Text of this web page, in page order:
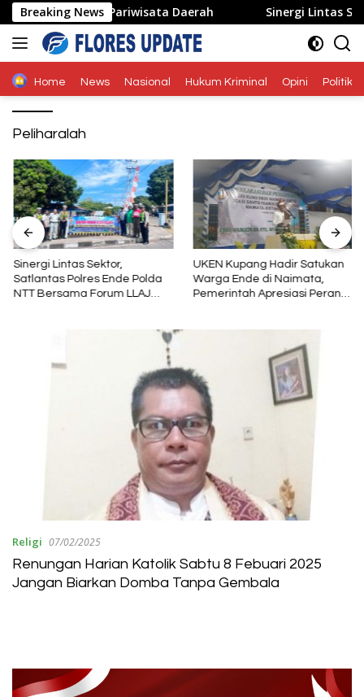
Langsung
ke
konten
Breaking News
dan Pariwisata Daerah Sinergi Lintas Sektor,
Home News Nasional Hukum Kriminal Opini Politik
Peliharalah
Sinergi Lintas Sektor,
Satlantas Polres Ende Polda
NTT Bersama Forum LLAJ
UKEN Kupang Hadir Satukan
Warga Ende di Naimata,
Pemerintah Apresiasi Peran
Religi 07/02/2025
Renungan Harian Katolik Sabtu 8 Febuari 2025
Jangan Biarkan Domba Tanpa Gembala